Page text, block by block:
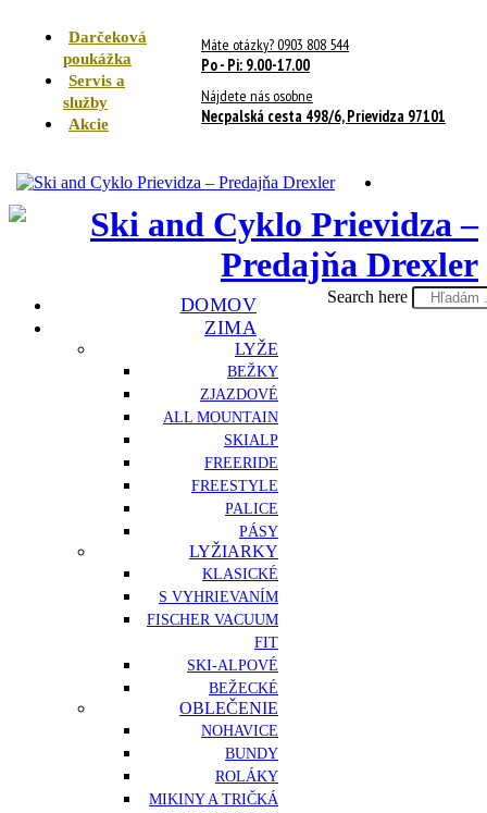
Darčeková
poukážka
Servis a
služby
Akcie
Máte otázky? 0903 808 544
Po - Pi: 9.00-17.00
Nájdete nás osobne
Necpalská cesta 498/6, Prievidza 97101
DOMOV
ZIMA
LYŽE
BEŽKY
ZJAZDOVÉ
ALL MOUNTAIN
SKIALP
FREERIDE
FREESTYLE
PALICE
PÁSY
LYŽIARKY
KLASICKÉ
S VYHRIEVANÍM
FISCHER VACUUM
FIT
SKI-ALPOVÉ
BEŽECKÉ
OBLEČENIE
NOHAVICE
BUNDY
ROLÁKY
MIKINY A TRIČKÁ
Search here